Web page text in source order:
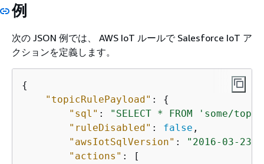
例
次の JSON 例では、 AWS IoT ルールで Salesforce IoT ア
クションを定義します。
{
"topicRulePayload" : {
"sql" :
"SELECT * FROM 'some/
"ruleDisabled" : false ,
"awsIotSqlVersion" : "2016-03-23"
"actions" : [